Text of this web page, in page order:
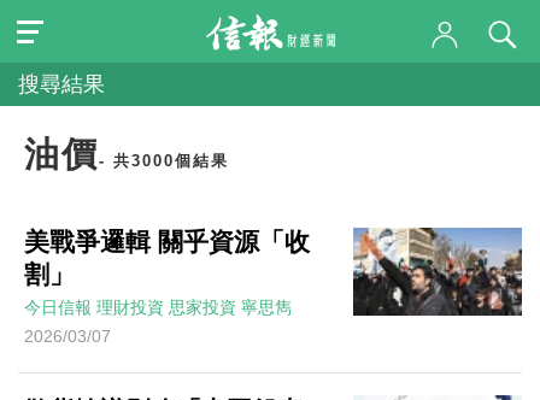
搜尋結果
油價- 共3000個結果
美戰爭邏輯 關乎資源「收
割」
今日信報 理財投資 思家投資 寧思雋
2026/03/07